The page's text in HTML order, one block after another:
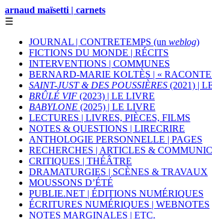
arnaud maïsetti | carnets
☰
JOURNAL | CONTRETEMPS (un weblog)
FICTIONS DU MONDE | RÉCITS
INTERVENTIONS | COMMUNES
BERNARD-MARIE KOLTÈS | «
SAINT-JUST & DES POUSSIÈRES (2021) |
BRÛLÉ VIF (2023) | LE LIVRE
BABYLONE (2025) | LE LIVRE
LECTURES | LIVRES, PIÈCES, FILMS
NOTES & QUESTIONS | LIRECRIRE
ANTHOLOGIE PERSONNELLE | PAGES
RECHERCHES | ARTICLES &
CRITIQUES | THÉÂTRE
DRAMATURGIES | SCÈNES & TRAVAUX
MOUSSONS D’ÉTÉ
PUBLIE.NET | ÉDITIONS NUMÉRIQUES
ÉCRITURES NUMÉRIQUES | WEBNOTES
NOTES MARGINALES | ETC.